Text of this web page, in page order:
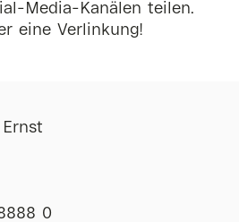
Media-Kanälen teilen.
eine Verlinkung!
0